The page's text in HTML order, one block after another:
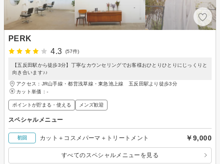
PERK
4.3
(57件)
【五反田駅から徒歩3分】丁寧なカウンセリングでお客様おひとりひとりにじっくりと
向き合います♪♪
アクセス：JR山手線・都営浅草線・東急池上線 五反田駅より徒歩3分
カット単価： -
ポイントが貯まる・使える メンズ歓迎
スペシャルメニュー
初回 カット＋コスメパーマ＋トリートメント ￥9,000
すべてのスペシャルメニューを見る